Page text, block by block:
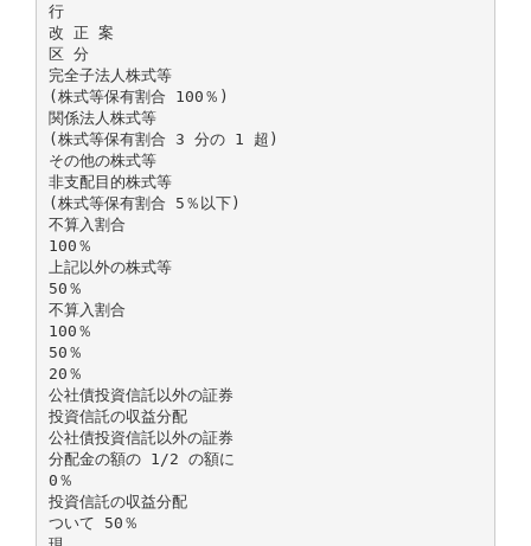
行
改 正 案
区 分
完全子法人株式等
(株式等保有割合 100％)
関係法人株式等
(株式等保有割合 3 分の 1 超)
その他の株式等
非支配目的株式等
(株式等保有割合 5％以下)
不算入割合
100％
上記以外の株式等
50％
不算入割合
100％
50％
20％
公社債投資信託以外の証券
投資信託の収益分配
公社債投資信託以外の証券
分配金の額の 1/2 の額に
0％
投資信託の収益分配
ついて 50％